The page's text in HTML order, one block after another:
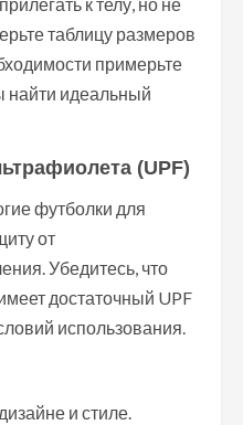
таблицу размеров
примерьте
найти идеальный
(UPF)
футболки для
от
Убедитесь, что
достаточный UPF
использования.
и стиле.